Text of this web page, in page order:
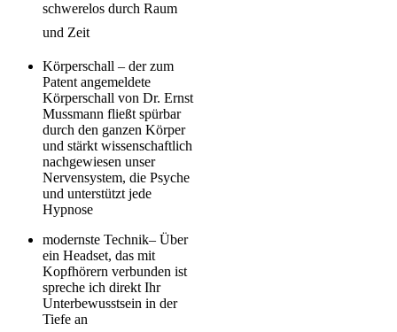
schwerelos durch Raum
und Zeit
Körperschall – der zum
Patent angemeldete
Körperschall von Dr. Ernst
Mussmann fließt spürbar
durch den ganzen Körper
und stärkt wissenschaftlich
nachgewiesen unser
Nervensystem, die Psyche
und unterstützt jede
Hypnose
modernste Technik– Über
ein Headset, das mit
Kopfhörern verbunden ist
spreche ich direkt Ihr
Unterbewusstsein in der
Tiefe an